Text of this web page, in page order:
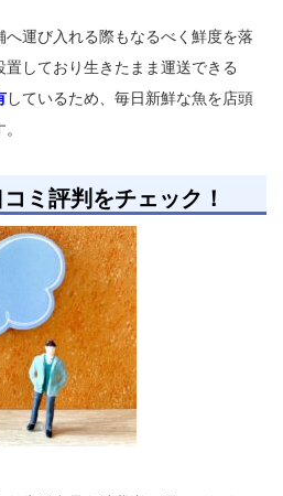
運び入れる際もなるべく鮮度を落
しており生きたまま運送できる
しているため、毎日新鮮な魚を店頭
ミ評判をチェック！